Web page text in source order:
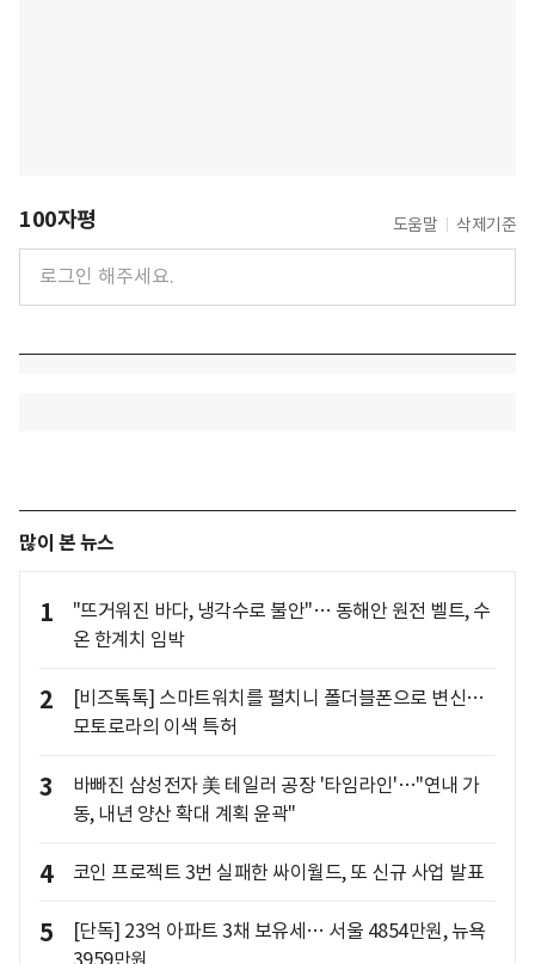
100자평 도움말 삭제기준
많이 본 뉴스
1
"뜨거워진 바다, 냉각수로 불안"… 동해안 원전 벨트, 수
온 한계치 임박
2
[비즈톡톡] 스마트워치를 펼치니 폴더블폰으로 변신…
모토로라의 이색 특허
3
바빠진 삼성전자 美 테일러 공장 '타임라인'…"연내 가
동, 내년 양산 확대 계획 윤곽"
4 코인 프로젝트 3번 실패한 싸이월드, 또 신규 사업 발표
5
[단독] 23억 아파트 3채 보유세… 서울 4854만원, 뉴욕